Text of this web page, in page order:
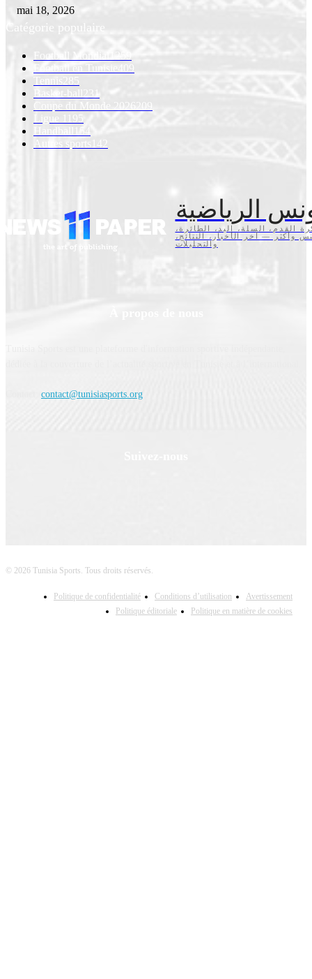
mai 18, 2026
Catégorie populaire
Football Mondial
1259
Football en Tunisie 409
Tennis
285
Basket-ball
231
Coupe du Monde 2026 209
Ligue 1
195
Handball
154
Autres sports 142
الرياضية
القدم، السلة، اليد، الطائرة،
وأكثر — آخر الأخبار، النتائج،
والتحليلات
contact@tunisiasports.org
© 2026 Tunisia Sports. Tous droits réservés.
Politique de confidentialité Conditions d’utilisation
Avertissement
Politique éditoriale
Politique en matière de cookies